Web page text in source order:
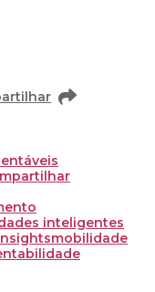
inteligentes
mobilidade